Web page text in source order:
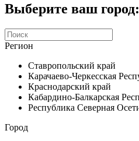
Выберите ваш город:
Регион
Ставропольский край
Карачаево-Черкесская
Краснодарский край
Кабардино-Балкарская
Республика Северная
Город